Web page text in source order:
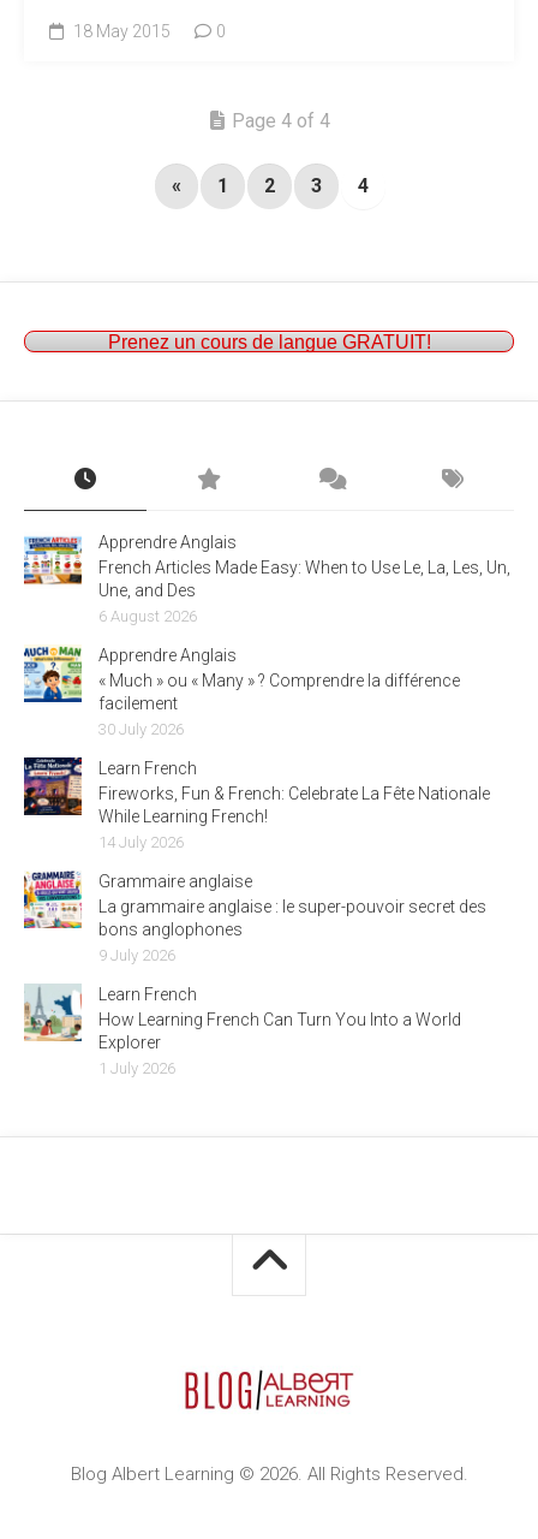
18 May 2015 0
Page 4 of 4
« 1 2 3 4
Prenez un cours de langue GRATUIT!
Apprendre Anglais
French Articles Made Easy: When to Use Le, La, Les, Un,
Une, and Des
6 August 2026
Apprendre Anglais
« Much » ou « Many » ? Comprendre la différence
facilement
30 July 2026
Learn French
Fireworks, Fun & French: Celebrate La Fête Nationale
While Learning French!
14 July 2026
Grammaire anglaise
La grammaire anglaise : le super-pouvoir secret des
bons anglophones
9 July 2026
Learn French
How Learning French Can Turn You Into a World
Explorer
1 July 2026
Blog Albert Learning © 2026. All Rights Reserved.